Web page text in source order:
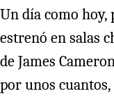
Un día como hoy,
estrenó en salas
de James
por unos